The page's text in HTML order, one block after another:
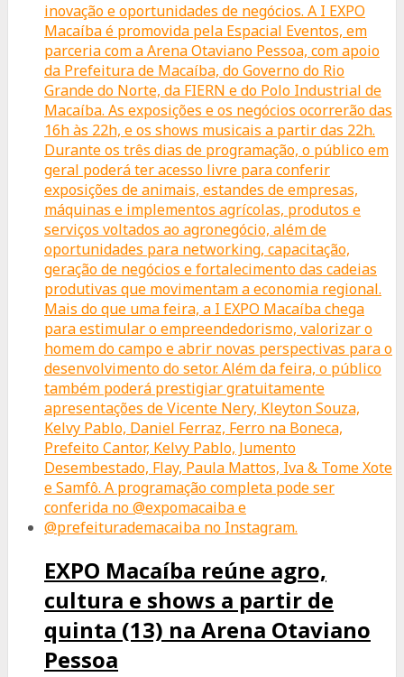
EXPO Macaíba reúne agro,
cultura e shows a partir de
quinta (13) na Arena Otaviano
Pessoa